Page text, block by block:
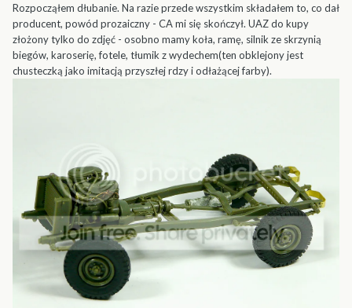
Rozpocząłem dłubanie. Na razie przede wszystkim składałem to, co dał
producent, powód prozaiczny - CA mi się skończył. UAZ do kupy
złożony tylko do zdjęć - osobno mamy koła, ramę, silnik ze skrzynią
biegów, karoserię, fotele, tłumik z wydechem(ten obklejony jest
chusteczką jako imitacją przyszłej rdzy i odłażącej farby).